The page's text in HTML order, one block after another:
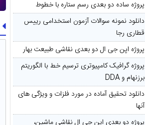
پروژه ساده دو بعدی رسم ستاره با خطوط
دانلود نمونه سوالات آزمون استخدامی رییس
قطاری رجا
پروژه اپن جی ال دو بعدی نقاشی طبیعت بهار
پروژه گرافیک کامپیوتری ترسیم خط با الگوریتم
برزنهام و DDA
دانلود تحقیق آماده در مورد فلزات و ویژگی های
آنها
پروژه دو بعدی اپن جی ال نقاشی ماشین،